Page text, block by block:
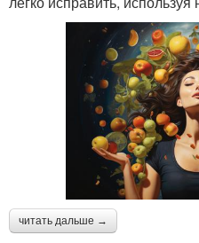
читать дальше →